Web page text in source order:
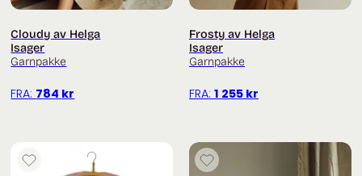
Du finner flere garnpakker fra Isagerher
Cloudy av Helga
Isager
Garnpakke
FRA: 784 kr
Frosty av Helga
Isager
Garnpakke
FRA: 1 255 kr